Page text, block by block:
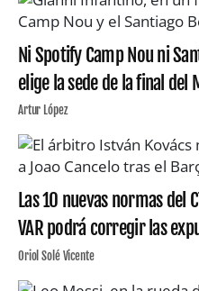
Ni Spotify Camp Nou ni
elige la sede de la final del
Artur López
Las 10 nuevas normas del
VAR podrá corregir las
Oriol Solé Vicente